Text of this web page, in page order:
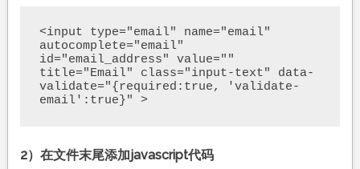
<input type="email" name="email"
autocomplete="email"
id="email_address" value=""
title="Email" class="input-text" data-
validate="{required:true, 'validate-
email':true}" >
2）在文件末尾添加javascript代码